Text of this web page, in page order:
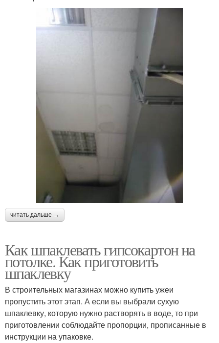
читать дальше →
Как шпаклевать гипсокартон на
потолке. Как приготовить
шпаклевку
В строительных магазинах можно купить ужеи
пропустить этот этап. А если вы выбрали сухую
шпаклевку, которую нужно растворять в воде, то при
приготовлении соблюдайте пропорции, прописанные в
инструкции на упаковке.